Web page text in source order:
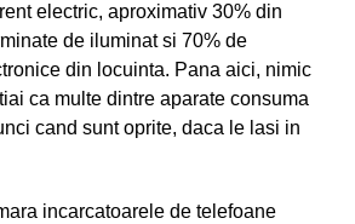
electric, aproximativ 30% din
de iluminat si 70% de
din locuinta. Pana aici, nimic
ca multe dintre aparate consuma
cand sunt oprite, daca le lasi in
incarcatoarele de telefoane